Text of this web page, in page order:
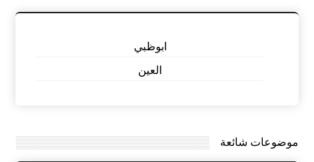
ابوظبي
العين
موضوعات شائعة